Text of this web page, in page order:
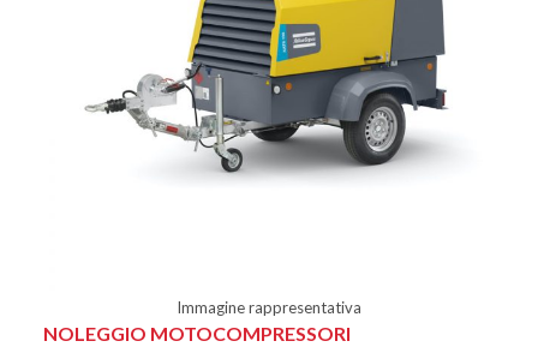
Immagine rappresentativa
NOLEGGIO MOTOCOMPRESSORI